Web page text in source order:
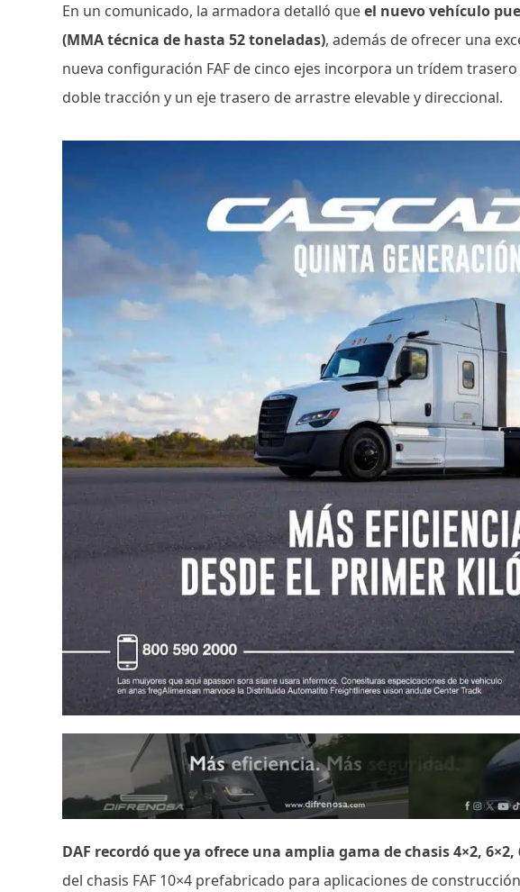
En un comunicado, la armadora detalló queel nuevo vehículo
(MMA técnica de hasta 52 toneladas), además de ofrecer una
nueva configuración FAF de cinco ejes incorpora un trídem
doble tracción y un eje trasero de arrastre elevable y direccional.
DAF recordó que ya ofrece una amplia gama de chasis 4×2, 6×2,
del chasis FAF 10×4 prefabricado para aplicaciones de